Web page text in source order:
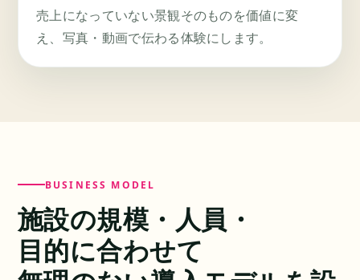
売上になっていない景観そのものを価値に変
え、写真・動画で伝わる体験にします。
BUSINESS MODEL
施設の規模・人員・
目的に合わせて